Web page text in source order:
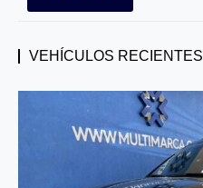
VEHÍCULOS RECIENTES